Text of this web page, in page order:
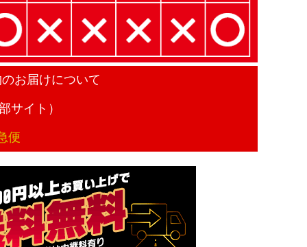
お届けについて
サイト）
便